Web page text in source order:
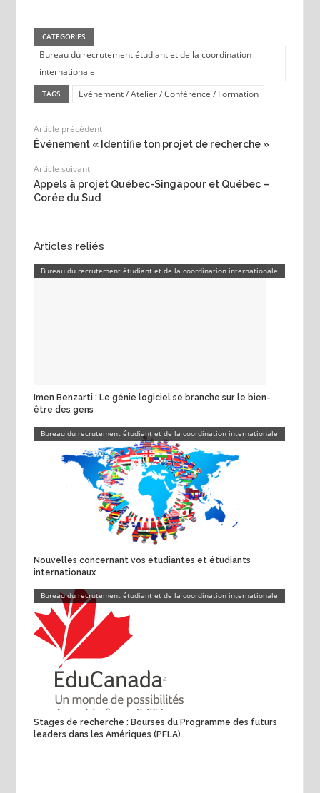
CATEGORIES
Bureau du recrutement étudiant et de la coordination
internationale
TAGS Évènement / Atelier / Conférence / Formation
Article précédent
Événement « Identifie ton projet de recherche »
Article suivant
Appels à projet Québec-Singapour et Québec –
Corée du Sud
Articles reliés
Bureau du recrutement étudiant et de la coordination internationale
Imen Benzarti : Le génie logiciel se branche sur le bien-
être des gens
Bureau du recrutement étudiant et de la coordination internationale
Nouvelles concernant vos étudiantes et étudiants
internationaux
Bureau du recrutement étudiant et de la coordination internationale
Stages de recherche : Bourses du Programme des futurs
leaders dans les Amériques (PFLA)